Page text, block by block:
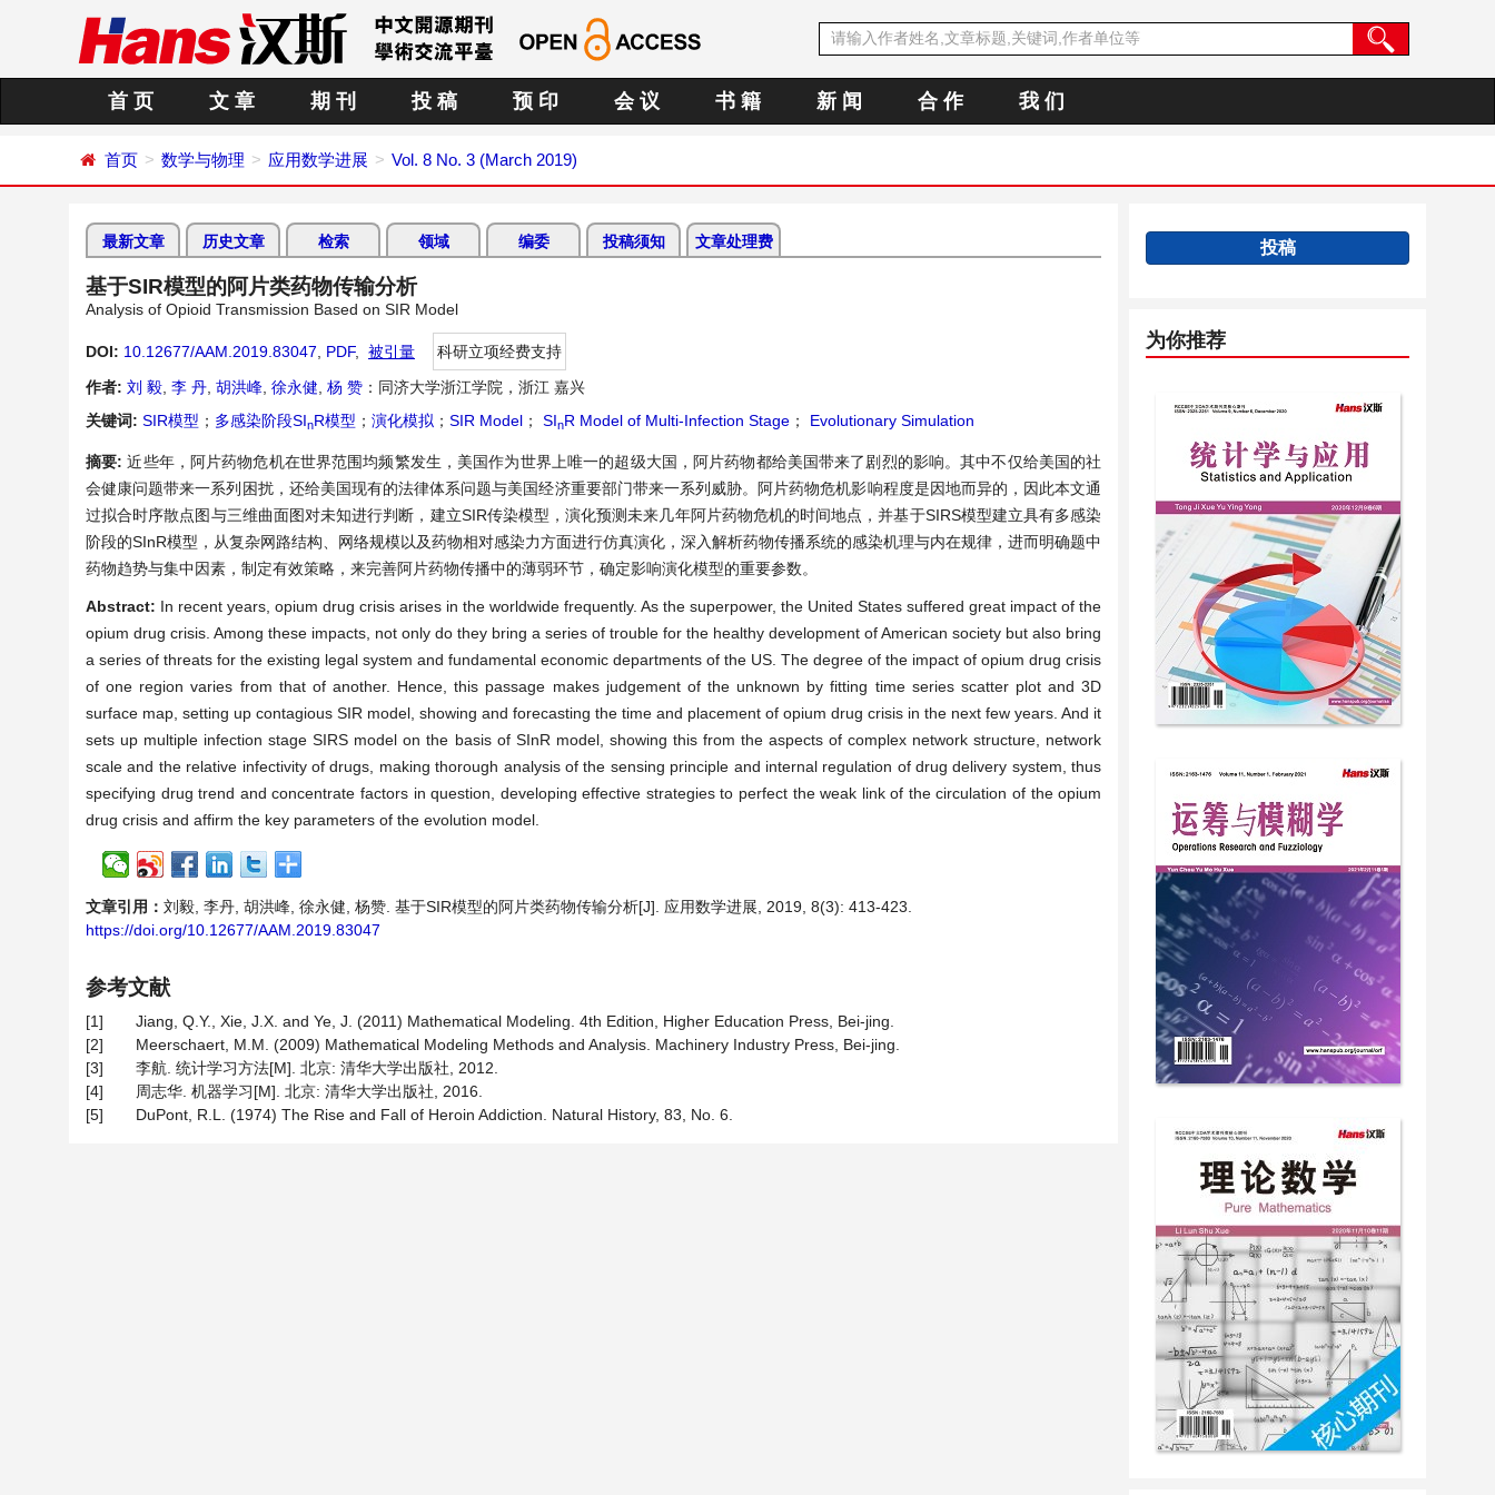
首 页 文 章 期 刊 投 稿 预 印 会 议 书 籍 新 闻 合 作 我 们
首页 数学与物理 应用数学进展 Vol. 8 No. 3 (March 2019)
最新文章 历史文章 检索 领域 编委 投稿须知 文章处理费
基于SIR模型的阿片类药物传输分析
Analysis of Opioid Transmission Based on SIR Model
DOI: 10.12677/AAM.2019.83047 PDF, 被引量
科研立项经费支持
作者: 刘 毅 李 丹 胡洪峰 徐永健 杨 赞 ：同济大学浙江学院，浙江 嘉兴
关键词: SIR模型 ； 多感染阶段SInR模型 ； 演化模拟 ； SIR Model ； SInR Model of Multi-Infection Stage ； Evolutionary Simulation
摘要:近些年，阿片药物危机在世界范围均频繁发生，美国作为世界上唯一的超级大国，阿片药物都给美国带来了剧烈的影响。其中不仅给美国的社
会健康问题带来一系列困扰，还给美国现有的法律体系问题与美国经济重要部门带来一系列威胁。阿片药物危机影响程度是因地而异的，因此本文通
过拟合时序散点图与三维曲面图对未知进行判断，建立SIR传染模型，演化预测未来几年阿片药物危机的时间地点，并基于SIRS模型建立具有多感染
阶段的SInR模型，从复杂网路结构、网络规模以及药物相对感染力方面进行仿真演化，深入解析药物传播系统的感染机理与内在规律，进而明确题中
药物趋势与集中因素，制定有效策略，来完善阿片药物传播中的薄弱环节，确定影响演化模型的重要参数。
Abstract: In recent years, opium drug crisis arises in the worldwide frequently. As the superpower, the United States suffered great impact of the
opium drug crisis. Among these impacts, not only do they bring a series of trouble for the healthy development of American society but also bring
a series of threats for the existing legal system and fundamental economic departments of the US. The degree of the impact of opium drug crisis
of one region varies from that of another. Hence, this passage makes judgement of the unknown by fitting time series scatter plot and 3D
surface map, setting up contagious SIR model, showing and forecasting the time and placement of opium drug crisis in the next few years. And it
sets up multiple infection stage SIRS model on the basis of SInR model, showing this from the aspects of complex network structure, network
scale and the relative infectivity of drugs, making thorough analysis of the sensing principle and internal regulation of drug delivery system, thus
specifying drug trend and concentrate factors in question, developing effective strategies to perfect the weak link of the circulation of the opium
drug crisis and affirm the key parameters of the evolution model.
文章引用： 刘毅, 李丹, 胡洪峰, 徐永健, 杨赞. 基于SIR模型的阿片类药物传输分析[J]. 应用数学进展, 2019, 8(3): 413-423.
https://doi.org/10.12677/AAM.2019.83047
参考文献
[1]
Jiang, Q.Y., Xie, J.X. and Ye, J. (2011) Mathematical Modeling. 4th Edition, Higher Education Press, Bei-jing.
[2]
Meerschaert, M.M. (2009) Mathematical Modeling Methods and Analysis. Machinery Industry Press, Bei-jing.
[3]
李航. 统计学习方法[M]. 北京: 清华大学出版社, 2012.
[4]
周志华. 机器学习[M]. 北京: 清华大学出版社, 2016.
[5]
DuPont, R.L. (1974) The Rise and Fall of Heroin Addiction. Natural History, 83, No. 6.
投稿
为你推荐